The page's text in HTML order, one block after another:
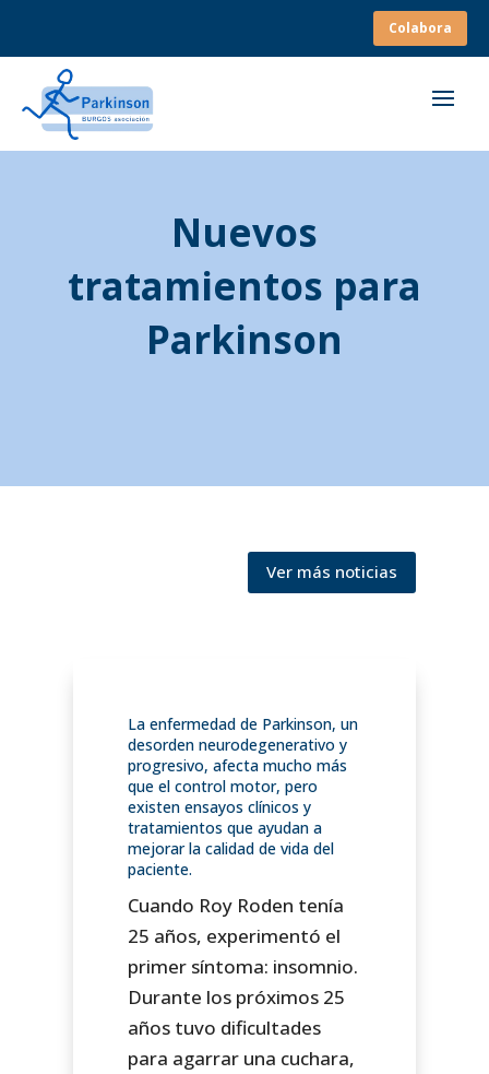
Colabora
Nuevos
tratamientos para
Parkinson
Ver más noticias
La enfermedad de Parkinson, un
desorden neurodegenerativo y
progresivo, afecta mucho más
que el control motor, pero
existen ensayos clínicos y
tratamientos que ayudan a
mejorar la calidad de vida del
paciente.
Cuando Roy Roden tenía
25 años, experimentó el
primer síntoma: insomnio.
Durante los próximos 25
años tuvo dificultades
para agarrar una cuchara,